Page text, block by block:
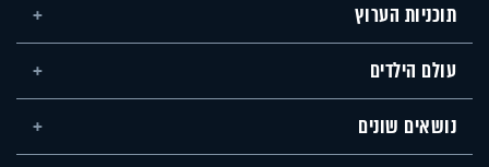
תוכניות הערוץ
עולם הילדים
נושאים שונים